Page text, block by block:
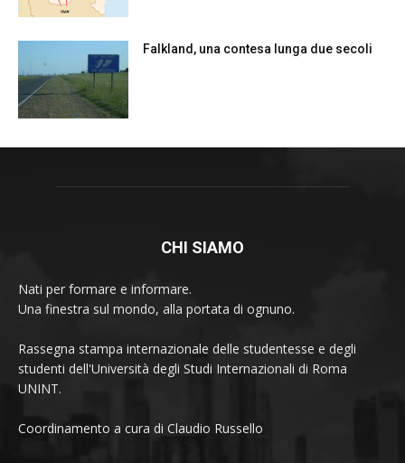
Falkland, una contesa lunga due secoli
CHI SIAMO
Nati per formare e informare.
Una finestra sul mondo, alla portata di ognuno.
Rassegna stampa internazionale delle studentesse e degli
studenti dell'Università degli Studi Internazionali di Roma
UNINT.
Coordinamento a cura di Claudio Russello